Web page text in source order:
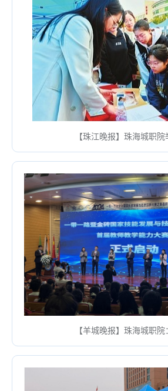
【珠江晚报】珠海城职院
【羊城晚报】珠海城职院